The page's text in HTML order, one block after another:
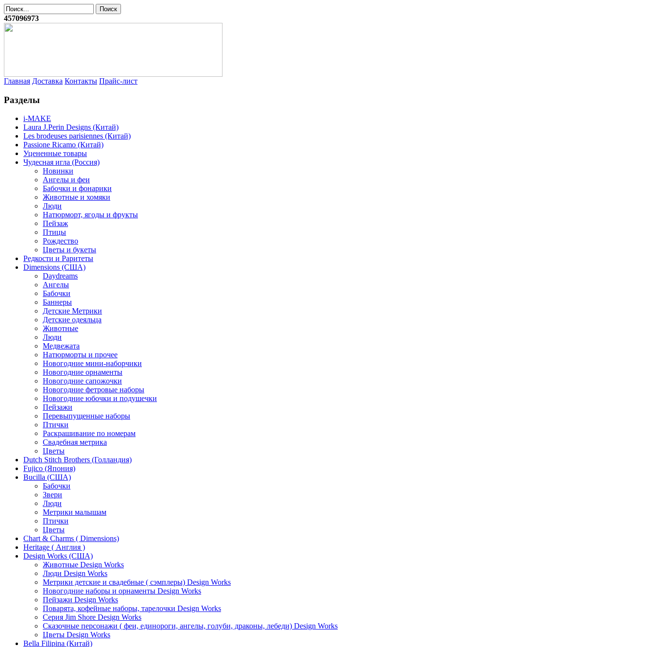
457096973
Главная Доставка Контакты Прайс-лист
Разделы
i-MAKE
Laura J.Perin Designs (Китай)
Les brodeuses parisiennes (Китай)
Passione Ricamo (Китай)
Уцененные товары
Чудесная игла (Россия)
Новинки
Ангелы и феи
Бабочки и фонарики
Животные и хомяки
Люди
Натюрморт, ягоды и фрукты
Пейзаж
Птицы
Рождество
Цветы и букеты
Редкости и Раритеты
Dimensions (США)
Daydreams
Ангелы
Бабочки
Баннеры
Детские Метрики
Детские одеяльца
Животные
Люди
Медвежата
Натюрморты и прочее
Новогодние мини-наборчики
Новогодние орнаменты
Новогодние сапожочки
Новогодние фетровые наборы
Новогодние юбочки и подушечки
Пейзажи
Перевыпущенные наборы
Птички
Раскрашивание по номерам
Свадебная метрика
Цветы
Dutch Stitch Brothers (Голландия)
Fujico (Япония)
Bucilla (США)
Бабочки
Звери
Люди
Метрики малышам
Птички
Цветы
Chart & Charms ( Dimensions)
Heritage ( Англия )
Design Works (США)
Животные Design Works
Люди Design Works
Метрики детские и свадебные ( сэмплеры) Design Works
Новогодние наборы и орнаменты Design Works
Пейзажи Design Works
Поварята, кофейные наборы, тарелочки Design Works
Серия Jim Shore Design Works
Сказочные персонажи ( феи, единороги, ангелы, голуби, драконы, лебеди) Design Works
Цветы Design Works
Bella Filipina (Китай)